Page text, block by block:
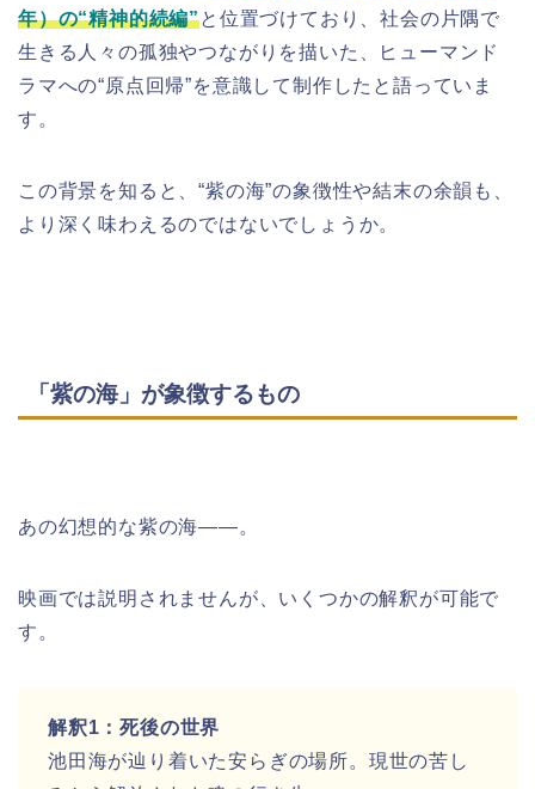
年）の“精神的続編”と位置づけており、社会の片隅で
生きる人々の孤独やつながりを描いた、ヒューマンド
ラマへの“原点回帰”を意識して制作したと語っていま
す。
この背景を知ると、“紫の海”の象徴性や結末の余韻も、
より深く味わえるのではないでしょうか。
「紫の海」が象徴するもの
あの幻想的な紫の海――。
映画では説明されませんが、いくつかの解釈が可能で
す。
解釈1：死後の世界
池田海が辿り着いた安らぎの場所。現世の苦し